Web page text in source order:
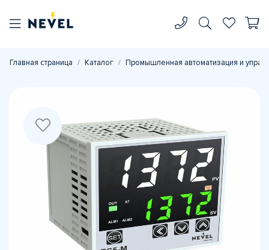
Главная страница Каталог Промышленная автоматизация и